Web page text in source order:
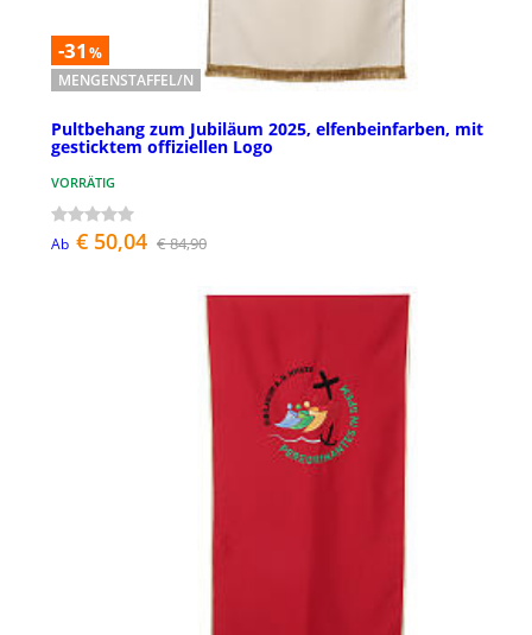
-31 %
MENGENSTAFFEL/N
Pultbehang zum Jubiläum 2025, elfenbeinfarben, mit
gesticktem offiziellen Logo
VORRÄTIG
Ab € 50,04 € 84,90